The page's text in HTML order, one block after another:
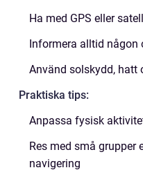
Ha med GPS eller
Informera alltid någon
Använd solskydd, hatt
Praktiska tips:
Anpassa fysisk
Res med små grupper
navigering